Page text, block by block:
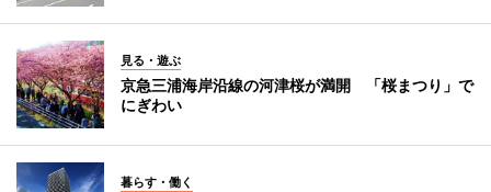
見る・遊ぶ
京急三浦海岸沿線の河津桜が満開 「桜まつり」で
にぎわい
暮らす・働く